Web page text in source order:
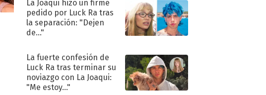
La Joaqui hizo un firme
pedido por Luck Ra tras
la separación: "Dejen
de..."
La fuerte confesión de
Luck Ra tras terminar su
noviazgo con La Joaqui:
"Me estoy..."